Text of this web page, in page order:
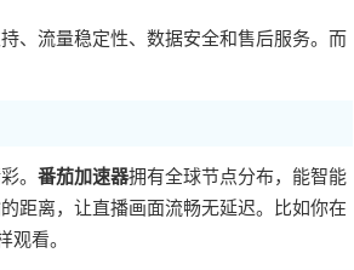
、流量稳定性、数据安全和售后服务。而
。 番茄加速器拥有全球节点分布，能智能
距离，让直播画面流畅无延迟。比如你在
观看。